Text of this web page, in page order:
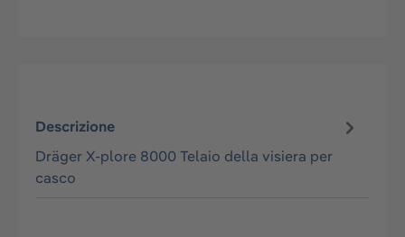
Descrizione
Dräger X-plore 8000 Telaio della visiera per
casco